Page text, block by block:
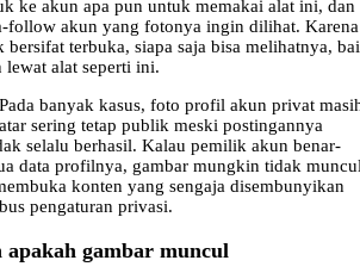
ke akun apa pun untuk memakai alat ini, dan
follow akun yang fotonya ingin dilihat. Karena
terbuka, siapa saja bisa melihatnya,
alat seperti ini.
banyak kasus, foto profil akun privat
sering tetap publik meski postingannya
selalu berhasil. Kalau pemilik akun benar-
data profilnya, gambar mungkin tidak
konten yang sengaja disembunyikan
pengaturan privasi.
apakah gambar muncul